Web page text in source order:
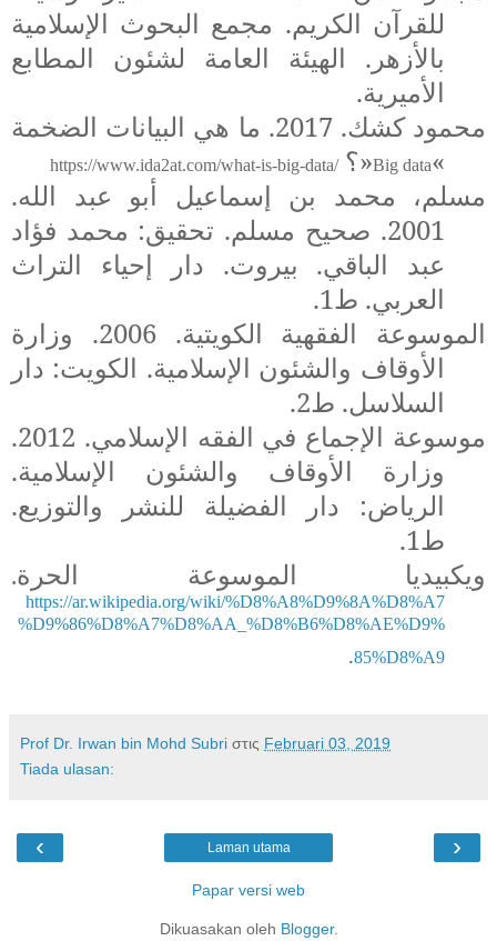
للقرآن الكريم. مجمع البحوث الإسلامية
بالأزهر. الهيئة العامة لشئون المطابع
الأميرية.
محمود كشك. 2017. ما هي البيانات الضخمة
«
Big data
»؟https://www.ida2at.com/what-is-big-data/
مسلم، محمد بن إسماعيل أبو عبد الله.
2001. صحيح مسلم. تحقيق: محمد فؤاد
عبد الباقي. بيروت. دار إحياء التراث
العربي. ط1.
الموسوعة الفقهية الكويتية. 2006. وزارة
الأوقاف والشئون الإسلامية. الكويت: دار
السلاسل. ط2.
موسوعة الإجماع في الفقه الإسلامي. 2012.
وزارة الأوقاف والشئون الإسلامية.
الرياض: دار الفضيلة للنشر والتوزيع.
ط1.
ويكبيديا الموسوعة الحرة.
https://ar.wikipedia.org/wiki/%D8%A8%D9%8A%D8%A7
%D9%86%D8%A7%D8%AA_%D8%B6%D8%AE%D9%
85%D8%A9
.
Prof Dr. Irwan bin Mohd Subri στις Februari 03, 2019
Tiada ulasan:
‹ ›
Laman utama
Papar versi web
Dikuasakan oleh Blogger.